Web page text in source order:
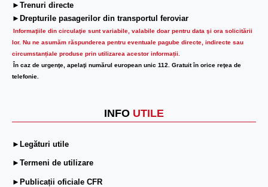
►Trenuri directe
►Drepturile pasagerilor din transportul feroviar
Informaţiile din circulaţie sunt variabile, valabile doar pentru data şi ora solicitării
lor. Nu ne asumăm răspunderea pentru eventuale pagube directe, indirecte sau
circumstanțiale produse prin utilizarea acestor informații.
În caz de urgenţe, apelaţi numărul european unic 112. Gratuit în orice reţea de
telefonie.
INFO UTILE
►Legături utile
►Termeni de utilizare
►Publicații oficiale CFR